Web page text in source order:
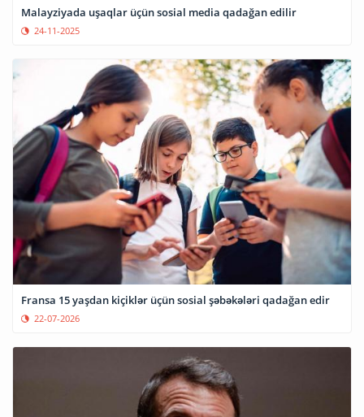
Malayziyada uşaqlar üçün sosial media qadağan edilir
24-11-2025
Fransa 15 yaşdan kiçiklər üçün sosial şəbəkələri qadağan edir
22-07-2026